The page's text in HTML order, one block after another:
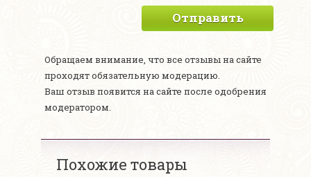
Отправить
Обращаем внимание, что все отзывы на сайте
проходят обязательную модерацию.
Ваш отзыв появится на сайте после одобрения
модератором.
Похожие товары